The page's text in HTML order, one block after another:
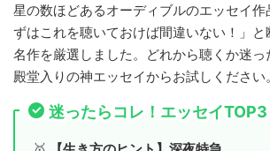
星の数ほどあるオーディブルのエッセイ作
ずはこれを聴いておけば間違いない！」
名作を厳選しました。どれから聴くか迷
殿堂入りの神エッセイからお試しください。
迷ったらコレ！エッセイTOP3